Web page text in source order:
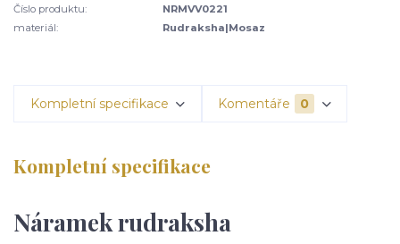
Číslo produktu:
NRMVV0221
materiál:
Rudraksha|Mosaz
Kompletní specifikace Komentáře 0
Kompletní specifikace
Náramek rudraksha